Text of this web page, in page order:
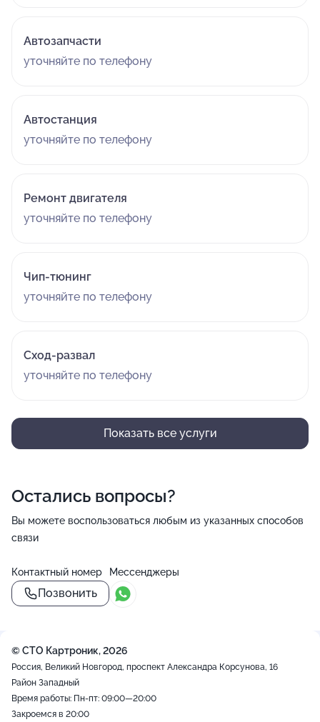
Автозапчасти
уточняйте по телефону
Автостанция
уточняйте по телефону
Ремонт двигателя
уточняйте по телефону
Чип-тюнинг
уточняйте по телефону
Сход-развал
уточняйте по телефону
Показать все услуги
Остались вопросы?
Вы можете воспользоваться любым из указанных способов
связи
Контактный номер
Позвонить
Мессенджеры
© СТО Картроник, 2026
Россия, Великий Новгород, проспект Александра Корсунова, 16
Район Западный
Время работы: Пн-пт: 09:00—20:00
Закроемся в 20:00